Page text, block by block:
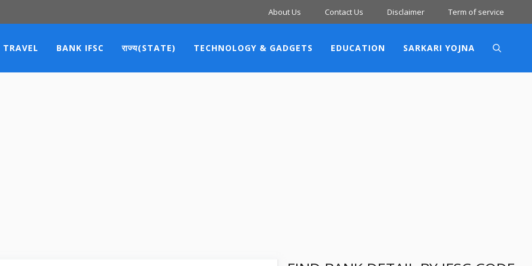
About Us Contact Us Disclaimer Term of service
TRAVEL BANK IFSC राज्य(STATE) TECHNOLOGY & GADGETS EDUCATION SARKARI YOJNA